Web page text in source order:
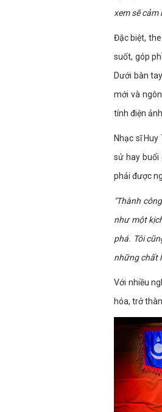
xem sẽ
Đặc biệt,
suốt, góp
Dưới bàn
mới và
tính điện ảnh.
Nhạc sĩ
sử hay buổi
phải được
"Thành
như một
phá. Tôi
những chất
Với nhiều
hóa, trở